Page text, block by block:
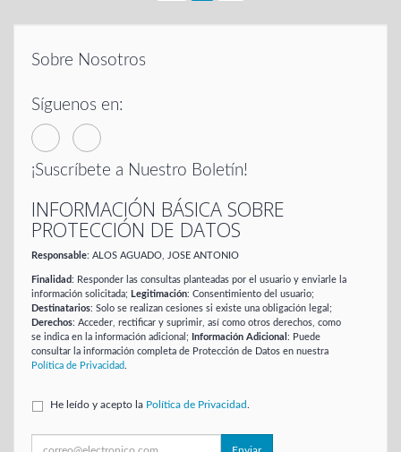
Sobre Nosotros
Síguenos en:
¡Suscríbete a Nuestro Boletín!
INFORMACIÓN BÁSICA SOBRE
PROTECCIÓN DE DATOS
Responsable: ALOS AGUADO, JOSE ANTONIO
Finalidad: Responder las consultas planteadas por el usuario y enviarle la
información solicitada; Legitimación: Consentimiento del usuario;
Destinatarios: Solo se realizan cesiones si existe una obligación legal;
Derechos: Acceder, rectificar y suprimir, así como otros derechos, como
se indica en la información adicional;
Información Adicional : Puede
consultar la información completa de Protección de Datos en nuestra
Política de Privacidad
He leído y acepto la Política de Privacidad